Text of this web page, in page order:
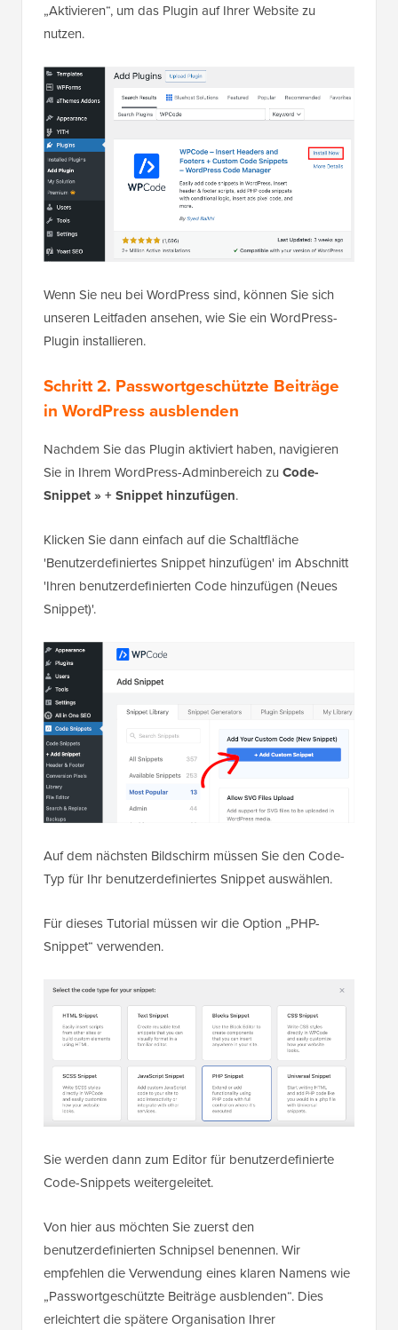
„Aktivieren“, um das Plugin auf Ihrer Website zu
nutzen.
Wenn Sie neu bei WordPress sind, können Sie sich
unseren Leitfaden ansehen, wie Sie ein WordPress-
Plugin installieren.
Schritt 2. Passwortgeschützte Beiträge
in WordPress ausblenden
Nachdem Sie das Plugin aktiviert haben, navigieren
Sie in Ihrem WordPress-Adminbereich zu Code-
Snippet » + Snippet hinzufügen.
Klicken Sie dann einfach auf die Schaltfläche
'Benutzerdefiniertes Snippet hinzufügen' im Abschnitt
'Ihren benutzerdefinierten Code hinzufügen (Neues
Snippet)'.
Auf dem nächsten Bildschirm müssen Sie den Code-
Typ für Ihr benutzerdefiniertes Snippet auswählen.
Für dieses Tutorial müssen wir die Option „PHP-
Snippet“ verwenden.
Sie werden dann zum Editor für benutzerdefinierte
Code-Snippets weitergeleitet.
Von hier aus möchten Sie zuerst den
benutzerdefinierten Schnipsel benennen. Wir
empfehlen die Verwendung eines klaren Namens wie
„Passwortgeschützte Beiträge ausblenden“. Dies
erleichtert die spätere Organisation Ihrer